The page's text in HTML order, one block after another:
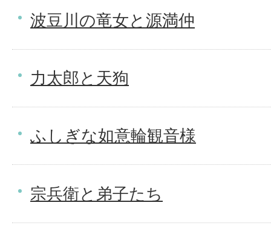
波豆川の竜女と源満仲
力太郎と天狗
ふしぎな如意輪観音様
宗兵衛と弟子たち